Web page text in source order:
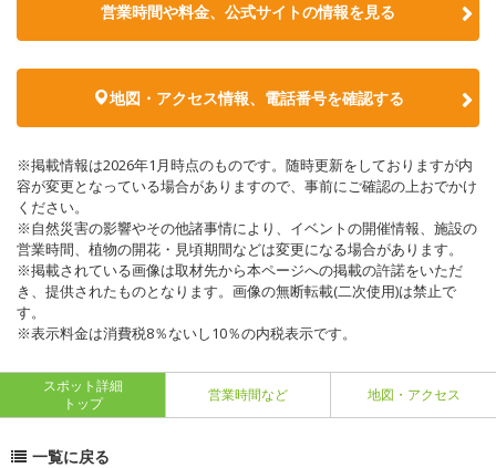
営業時間や料金、公式サイトの情報を見る
地図・アクセス情報、電話番号を確認する
※掲載情報は2026年1月時点のものです。随時更新をしておりますが内
容が変更となっている場合がありますので、事前にご確認の上おでかけ
ください。
※自然災害の影響やその他諸事情により、イベントの開催情報、施設の
営業時間、植物の開花・見頃期間などは変更になる場合があります。
※掲載されている画像は取材先から本ページへの掲載の許諾をいただ
き、提供されたものとなります。画像の無断転載(二次使用)は禁止で
す。
※表示料金は消費税8％ないし10％の内税表示です。
スポット詳細
トップ
営業時間など 地図・アクセス
一覧に戻る